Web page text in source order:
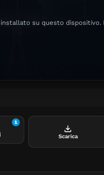
su questo dispositivo.
1
Scarica